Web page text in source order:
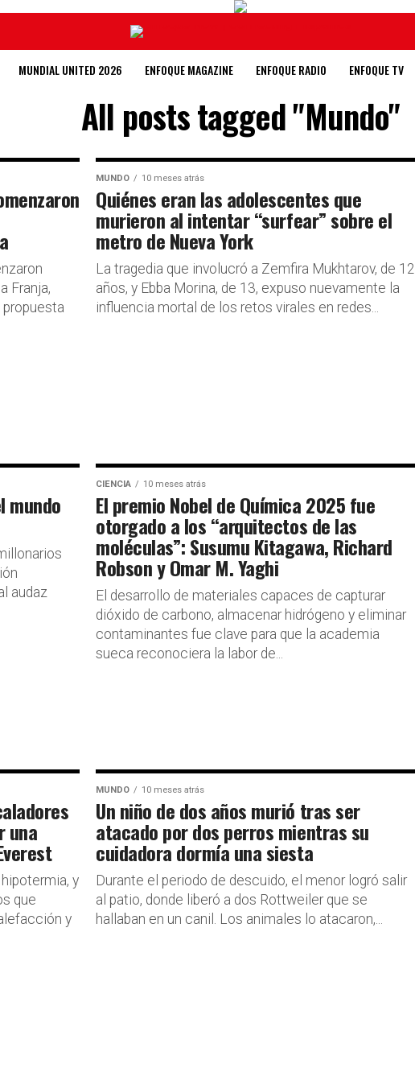
MUNDIAL UNITED 2026 ENFOQUE MAGAZINE ENFOQUE RADIO ENFOQUE TV
All posts tagged "Mundo"
Franja,
propuesta
MUNDO 10 meses atrás
Quiénes eran las adolescentes que
murieron al intentar “surfear” sobre el
metro de Nueva York
La tragedia que involucró a Zemfira Mukhtarov, de 12
años, y Ebba Morina, de 13, expuso nuevamente la
influencia mortal de los retos virales en redes...
mundo
audaz
CIENCIA 10 meses atrás
El premio Nobel de Química 2025 fue
otorgado a los “arquitectos de las
moléculas”: Susumu Kitagawa, Richard
Robson y Omar M. Yaghi
El desarrollo de materiales capaces de capturar
dióxido de carbono, almacenar hidrógeno y eliminar
contaminantes fue clave para que la academia
sueca reconociera la labor de...
una
y
que
y
MUNDO 10 meses atrás
Un niño de dos años murió tras ser
atacado por dos perros mientras su
cuidadora dormía una siesta
Durante el periodo de descuido, el menor logró salir
al patio, donde liberó a dos Rottweiler que se
hallaban en un canil. Los animales lo atacaron,...